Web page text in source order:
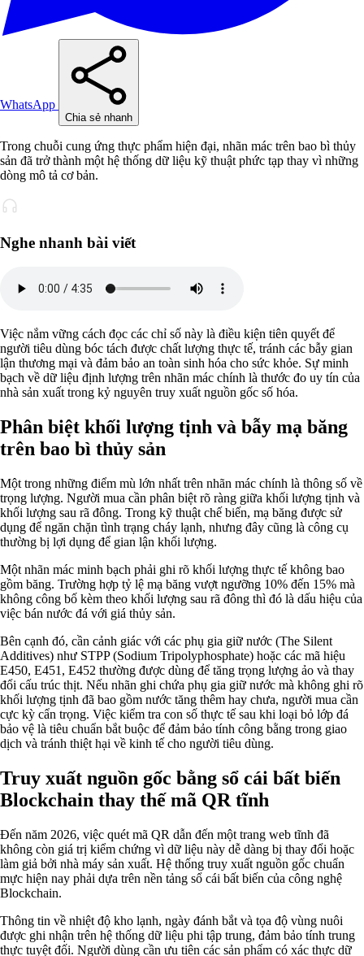
WhatsApp
Chia sẻ nhanh
Trong chuỗi cung ứng thực phẩm hiện đại, nhãn mác trên bao bì thủy
sản đã trở thành một hệ thống dữ liệu kỹ thuật phức tạp thay vì những
dòng mô tả cơ bản.
Nghe nhanh bài viết
Việc nắm vững cách đọc các chỉ số này là điều kiện tiên quyết để
người tiêu dùng bóc tách được chất lượng thực tế, tránh các bẫy gian
lận thương mại và đảm bảo an toàn sinh hóa cho sức khỏe. Sự minh
bạch về dữ liệu định lượng trên nhãn mác chính là thước đo uy tín của
nhà sản xuất trong kỷ nguyên truy xuất nguồn gốc số hóa.
Phân biệt khối lượng tịnh và bẫy mạ băng
trên bao bì thủy sản
Một trong những điểm mù lớn nhất trên nhãn mác chính là thông số về
trọng lượng. Người mua cần phân biệt rõ ràng giữa khối lượng tịnh và
khối lượng sau rã đông. Trong kỹ thuật chế biến, mạ băng được sử
dụng để ngăn chặn tình trạng cháy lạnh, nhưng đây cũng là công cụ
thường bị lợi dụng để gian lận khối lượng.
Một nhãn mác minh bạch phải ghi rõ khối lượng thực tế không bao
gồm băng. Trường hợp tỷ lệ mạ băng vượt ngưỡng 10% đến 15% mà
không công bố kèm theo khối lượng sau rã đông thì đó là dấu hiệu của
việc bán nước đá với giá thủy sản.
Bên cạnh đó, cần cảnh giác với các phụ gia giữ nước (The Silent
Additives) như STPP (Sodium Tripolyphosphate) hoặc các mã hiệu
E450, E451, E452 thường được dùng để tăng trọng lượng ảo và thay
đổi cấu trúc thịt. Nếu nhãn ghi chứa phụ gia giữ nước mà không ghi rõ
khối lượng tịnh đã bao gồm nước tăng thêm hay chưa, người mua cần
cực kỳ cẩn trọng. Việc kiểm tra con số thực tế sau khi loại bỏ lớp đá
bảo vệ là tiêu chuẩn bắt buộc để đảm bảo tính công bằng trong giao
dịch và tránh thiệt hại về kinh tế cho người tiêu dùng.
Truy xuất nguồn gốc bằng sổ cái bất biến
Blockchain thay thế mã QR tĩnh
Đến năm 2026, việc quét mã QR dẫn đến một trang web tĩnh đã
không còn giá trị kiểm chứng vì dữ liệu này dễ dàng bị thay đổi hoặc
làm giả bởi nhà máy sản xuất. Hệ thống truy xuất nguồn gốc chuẩn
mực hiện nay phải dựa trên nền tảng sổ cái bất biến của công nghệ
Blockchain.
Thông tin về nhiệt độ kho lạnh, ngày đánh bắt và tọa độ vùng nuôi
được ghi nhận trên hệ thống dữ liệu phi tập trung, đảm bảo tính trung
thực tuyệt đối. Người dùng cần ưu tiên các sản phẩm có xác thực dữ